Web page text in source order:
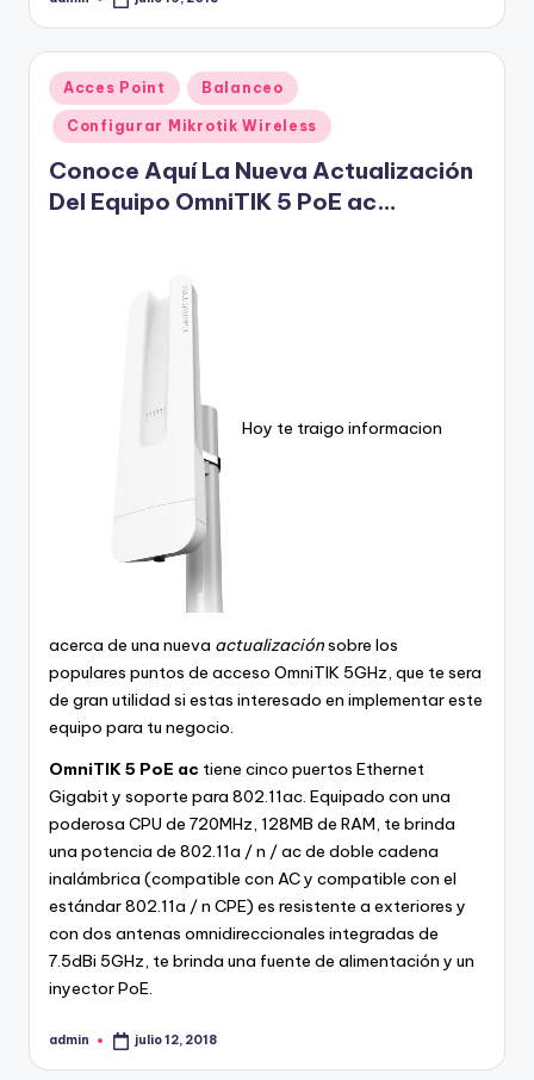
Publicado
Publicado
en
Acces Point Balanceo
Configurar Mikrotik Wireless
Conoce Aquí La Nueva Actualización
Del Equipo OmniTIK 5 PoE ac…
Hoy te traigo informacion
acerca de una nueva actualizaciónsobre los
populares puntos de acceso OmniTIK 5GHz, que te sera
de gran utilidad si estas interesado en implementar este
equipo para tu negocio.
OmniTIK 5 PoE ac tiene cinco puertos Ethernet
Gigabit y soporte para 802.11ac. Equipado con una
poderosa CPU de 720MHz, 128MB de RAM, te brinda
una potencia de 802.11a / n / ac de doble cadena
inalámbrica (compatible con AC y compatible con el
estándar 802.11a / n CPE) es resistente a exteriores y
con dos antenas omnidireccionales integradas de
7.5dBi 5GHz, te brinda una fuente de alimentación y un
inyector PoE.
Publicado
admin julio 12, 2018